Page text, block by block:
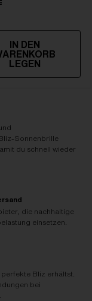
IN DEN
LEGEN
Sonnenbrille
du schnell wieder
die nachhaltige
einsetzen.
Bliz erhältst.
bei